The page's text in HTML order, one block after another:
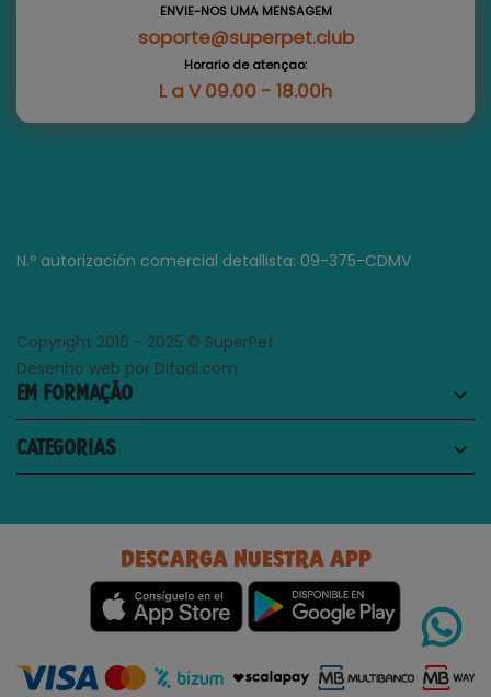
ENVIE-NOS UMA MENSAGEM
soporte@superpet.club
Horario de atençao:
L a V 09.00 - 18.00h
N.º autorización comercial detallista: 09-375-CDMV
Copyright 2016 - 2025 © SuperPet
Desenho web por Difadi.com
EM FORMAÇÃO keyboard_arrow_down
CATEGORIAS keyboard_arrow_down
DESCARGA NUESTRA APP